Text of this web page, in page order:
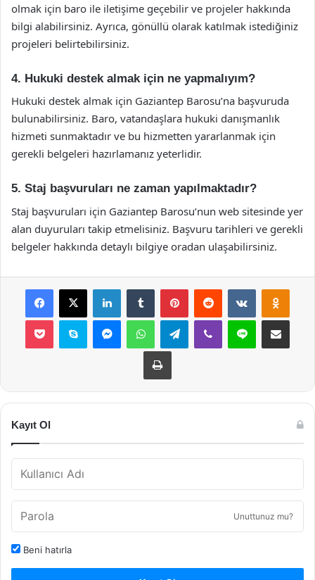
olmak için baro ile iletişime geçebilir ve projeler hakkında
bilgi alabilirsiniz. Ayrıca, gönüllü olarak katılmak istediğiniz
projeleri belirtebilirsiniz.
4. Hukuki destek almak için ne yapmalıyım?
Hukuki destek almak için Gaziantep Barosu’na başvuruda
bulunabilirsiniz. Baro, vatandaşlara hukuki danışmanlık
hizmeti sunmaktadır ve bu hizmetten yararlanmak için
gerekli belgeleri hazırlamanız yeterlidir.
5. Staj başvuruları ne zaman yapılmaktadır?
Staj başvuruları için Gaziantep Barosu’nun web sitesinde yer
alan duyuruları takip etmelisiniz. Başvuru tarihleri ve gerekli
belgeler hakkında detaylı bilgiye oradan ulaşabilirsiniz.
Facebook
X LinkedInTumblr PinterestReddit VKontakte
Pocket Skype MessengerWhatsAppTelegramViber Line E-Posta ile
Yazdır
Kayıt Ol
Unuttunuz mu?
Beni hatırla